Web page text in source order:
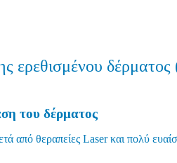
ερεθισμένου δέρματος
του δέρματος
από θεραπείες Laser και πολύ